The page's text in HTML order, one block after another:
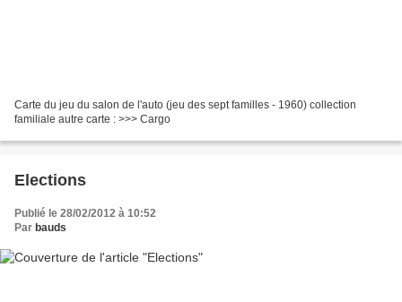
Carte du jeu du salon de l'auto (jeu des sept familles - 1960) collection
familiale autre carte : >>> Cargo
Elections
Publié le 28/02/2012 à 10:52
Par bauds